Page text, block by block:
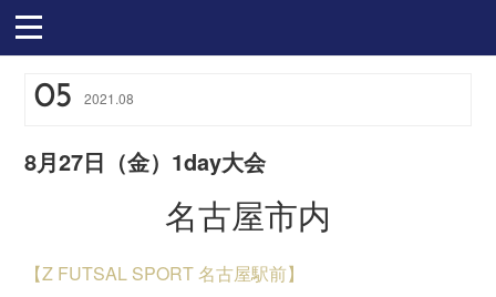
05 2021 .08
8月27日（金）1day大会
名古屋市内
【Z FUTSAL SPORT 名古屋駅前】